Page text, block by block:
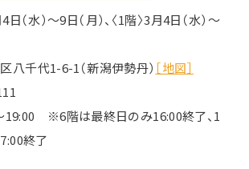
4日（水）～9日（月）、〈1階〉3月4日（水）～
八千代1-6-1（新潟伊勢丹） ［地図］
19:00 ※6階は最終日のみ16:00終了、1
終了